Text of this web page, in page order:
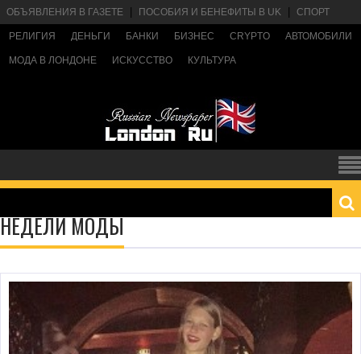
ОБЪЯВЛЕНИЯ В ГАЗЕТЕ ПОСОБИЯ И БЕНЕФИТЫ В UK СПОРТ
РЕЛИГИЯ ДЕНЬГИ БАНКИ БИЗНЕС CRYPTO АВТОМОБИЛИ
МОДА В ЛОНДОНЕ ИСКУССТВО КУЛЬТУРА
НЕДЕЛИ МОДЫ